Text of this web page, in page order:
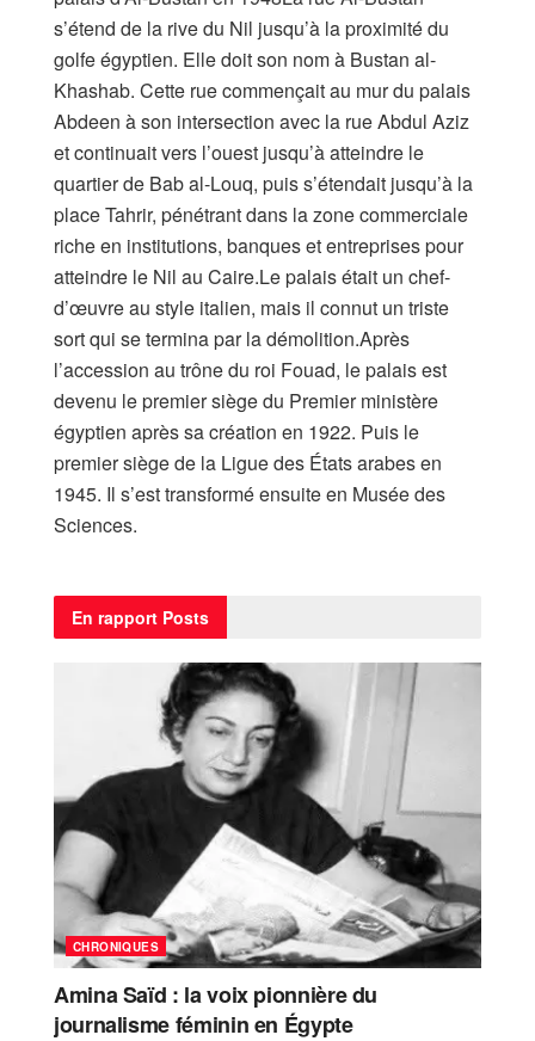
s’étend de la rive du Nil jusqu’à la proximité du
golfe égyptien. Elle doit son nom à Bustan al-
Khashab. Cette rue commençait au mur du palais
Abdeen à son intersection avec la rue Abdul Aziz
et continuait vers l’ouest jusqu’à atteindre le
quartier de Bab al-Louq, puis s’étendait jusqu’à la
place Tahrir, pénétrant dans la zone commerciale
riche en institutions, banques et entreprises pour
atteindre le Nil au Caire.Le palais était un chef-
d’œuvre au style italien, mais il connut un triste
sort qui se termina par la démolition.Après
l’accession au trône du roi Fouad, le palais est
devenu le premier siège du Premier ministère
égyptien après sa création en 1922. Puis le
premier siège de la Ligue des États arabes en
1945. Il s’est transformé ensuite en Musée des
Sciences.
En rapport Posts
CHRONIQUES
Amina Saïd : la voix pionnière du
journalisme féminin en Égypte